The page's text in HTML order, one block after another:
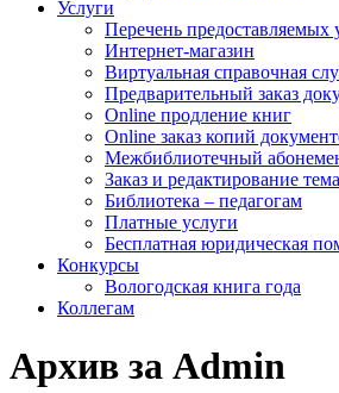
Услуги
Перечень предоставляемых
Интернет-магазин
Виртуальная справочная
Предварительный заказ
Online продление книг
Online заказ копий
Межбиблиотечный
Заказ и редактирование
Библиотека – педагогам
Платные услуги
Бесплатная юридическая
Конкурсы
Вологодская книга года
Коллегам
Архив за Admin